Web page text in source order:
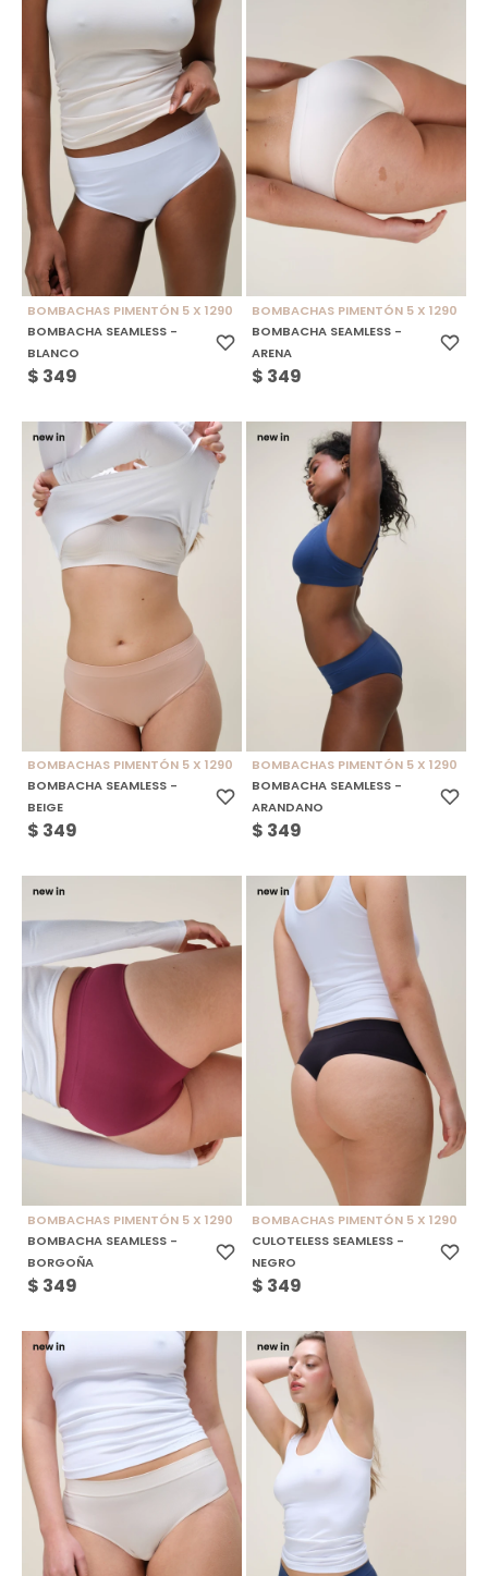
BOMBACHAS PIMENTÓN 5 X 1290
BOMBACHA SEAMLESS -
BLANCO
$ 349
BOMBACHAS PIMENTÓN 5 X 1290
BOMBACHA SEAMLESS -
ARENA
$ 349
BOMBACHAS PIMENTÓN 5 X 1290
BOMBACHA SEAMLESS -
BEIGE
$ 349
BOMBACHAS PIMENTÓN 5 X 1290
BOMBACHA SEAMLESS -
ARANDANO
$ 349
BOMBACHAS PIMENTÓN 5 X 1290
BOMBACHA SEAMLESS -
BORGOÑA
$ 349
BOMBACHAS PIMENTÓN 5 X 1290
CULOTELESS SEAMLESS -
NEGRO
$ 349